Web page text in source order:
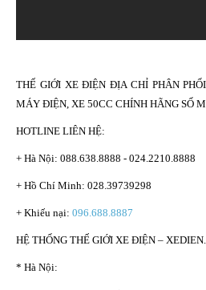
THẾ GIỚI XE ĐIỆN ĐỊA CHỈ PHÂN
MÁY ĐIỆN, XE 50CC CHÍNH HÃNG SỐ
HOTLINE LIÊN HỆ:
+ Hà Nội: 088.638.8888 - 024.2210.8888
+ Hồ Chí Minh: 028.39739298
+ Khiếu nại: 096.688.8887
HỆ THỐNG THẾ GIỚI XE ĐIỆN –
* Hà Nội: